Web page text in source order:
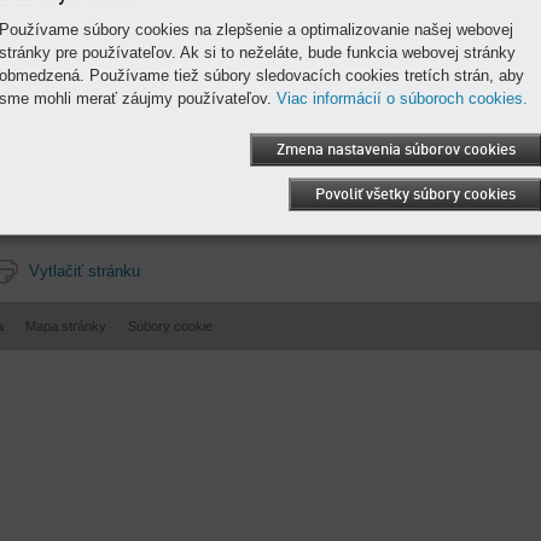
Vaše výhody
Bezpečnosť plánovania:
Môžete si svoje náklady rovnomerne a presne naplánovať.
Od fixných nákladov k variabilným nákladom:
Vaše zariadenie podniku je vždy na najnovšej technickej úrovni.
Vytlačiť stránku
Mapa stránky Súbory cookie
Používame súbory cookies na zlepšenie a optimalizovanie našej webovej
stránky pre používateľov. Ak si to neželáte, bude funkcia webovej stránky
obmedzená. Používame tiež súbory sledovacích cookies tretích strán, aby
sme mohli merať záujmy používateľov. Viac informácií o súboroch cookies.
Zmena nastavenia súborov cookies
Povoliť všetky súbory cookies